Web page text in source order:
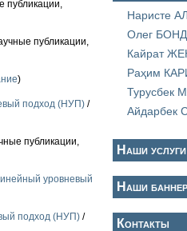
публикации,
публикации,
)
подход (НУП) /
публикации,
уровневый
подход (НУП) /
Наристе
Олег
Кайрат
Раҳим
Турусбек
Айдарбек
Наши услуги
Наши
Контакты